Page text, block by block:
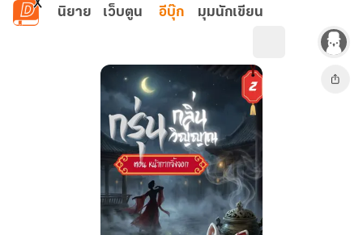
ข้ามไปยังเนื้อหาหลัก
นิยาย เว็บตูน อีบุ๊ก มุมนักเขียน